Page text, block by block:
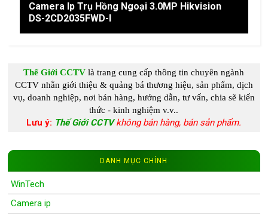
Camera Ip Trụ Hồng Ngoại 3.0MP Hikvision
DS-2CD2035FWD-I
Thế Giới CCTV là trang cung cấpthông tin chuyên ngành
CCTVnhằn giới thiệu & quảng bá thương hiệu, sản phẩm, dịch
vụ, doanh nghiệp, nơi bán hàng, hướng dẫn, tư vấn, chia sẽ kiến
thức - kinh nghiệmv.v..
Lưu ý: Thế Giới CCTV không bán hàng, bán sản phẩm.
DANH MỤC CHÍNH
WinTech
Camera ip